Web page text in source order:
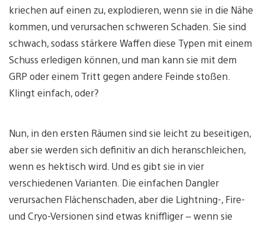
kriechen auf einen zu, explodieren, wenn sie in die Nähe
kommen, und verursachen schweren Schaden. Sie sind
schwach, sodass stärkere Waffen diese Typen mit einem
Schuss erledigen können, und man kann sie mit dem
GRP oder einem Tritt gegen andere Feinde stoßen.
Klingt einfach, oder?
Nun, in den ersten Räumen sind sie leicht zu beseitigen,
aber sie werden sich definitiv an dich heranschleichen,
wenn es hektisch wird. Und es gibt sie in vier
verschiedenen Varianten. Die einfachen Dangler
verursachen Flächenschaden, aber die Lightning-, Fire-
und Cryo-Versionen sind etwas kniffliger – wenn sie